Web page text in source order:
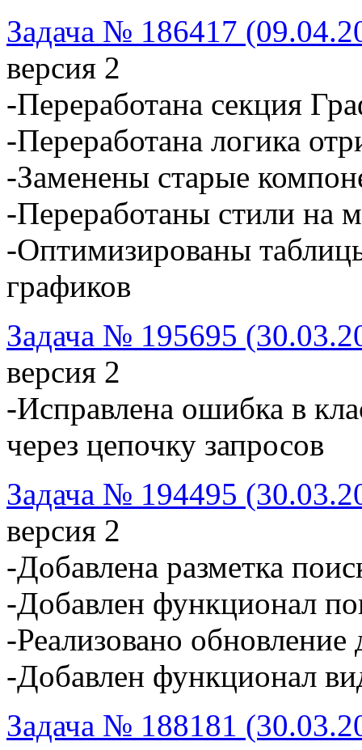
Задача № 186417
версия 2
-Переработана секция
-Переработана логика
-Заменены старые
-Переработаны стили на
-Оптимизированы
графиков
Задача № 195695
версия 2
-Исправлена ошибка в
через цепочку запросов
Задача № 194495
версия 2
-Добавлена разметка
-Добавлен функционал
-Реализовано обновление
-Добавлен функционал
Задача № 188181